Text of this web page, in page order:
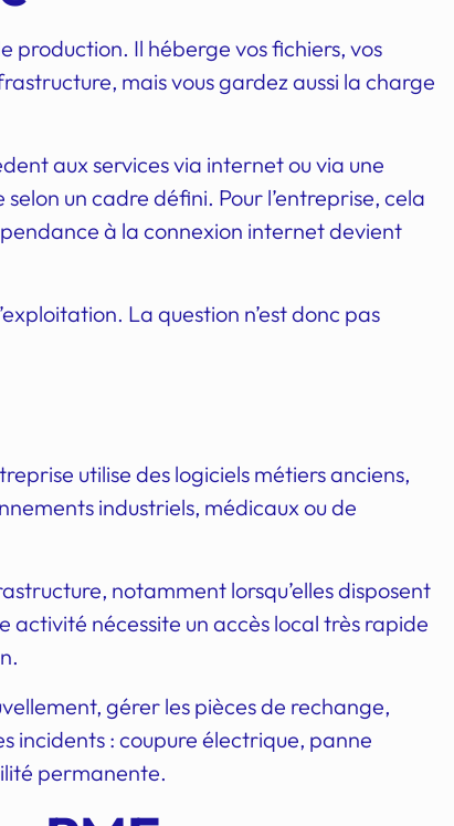
production. Il héberge vos fichiers, vos
mais vous gardez aussi la charge
aux services via internet ou via une
un cadre défini. Pour l’entreprise, cela
à la connexion internet devient
La question n’est donc pas
utilise des logiciels métiers anciens,
industriels, médicaux ou de
notamment lorsqu’elles disposent
activité nécessite un accès local très rapide
gérer les pièces de rechange,
incidents : coupure électrique, panne
permanente.